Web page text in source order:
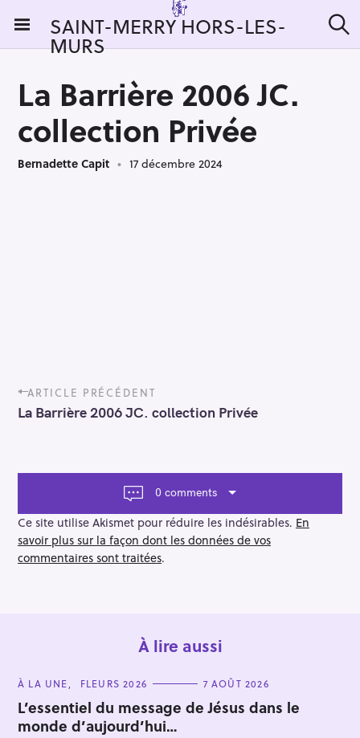
i
SAINT-MERRY HORS-LES-
MURS e
La Barrière 2006 JC.
collection Privée
Bernadette Capit 17 décembre 2024
P
o
s
a
g
a
t
i
ARTICLE PRÉCÉDENT
La Barrière 2006 JC. collection Privée
0 comments
Ce site utilise Akismet pour réduire les indésirables. En
savoir plus sur la façon dont les données de vos
commentaires sont traitées.
À lire aussi
C
T
E
G
O
À LA UNE FLEURS 2026 7 AOÛT 2026
L’essentiel du message de Jésus dans le
monde d’aujourd’hui…